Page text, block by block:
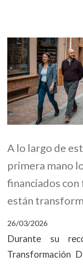
A lo largo de
primera mano
financiados
están
26/03/2026
Durante su
Transformación